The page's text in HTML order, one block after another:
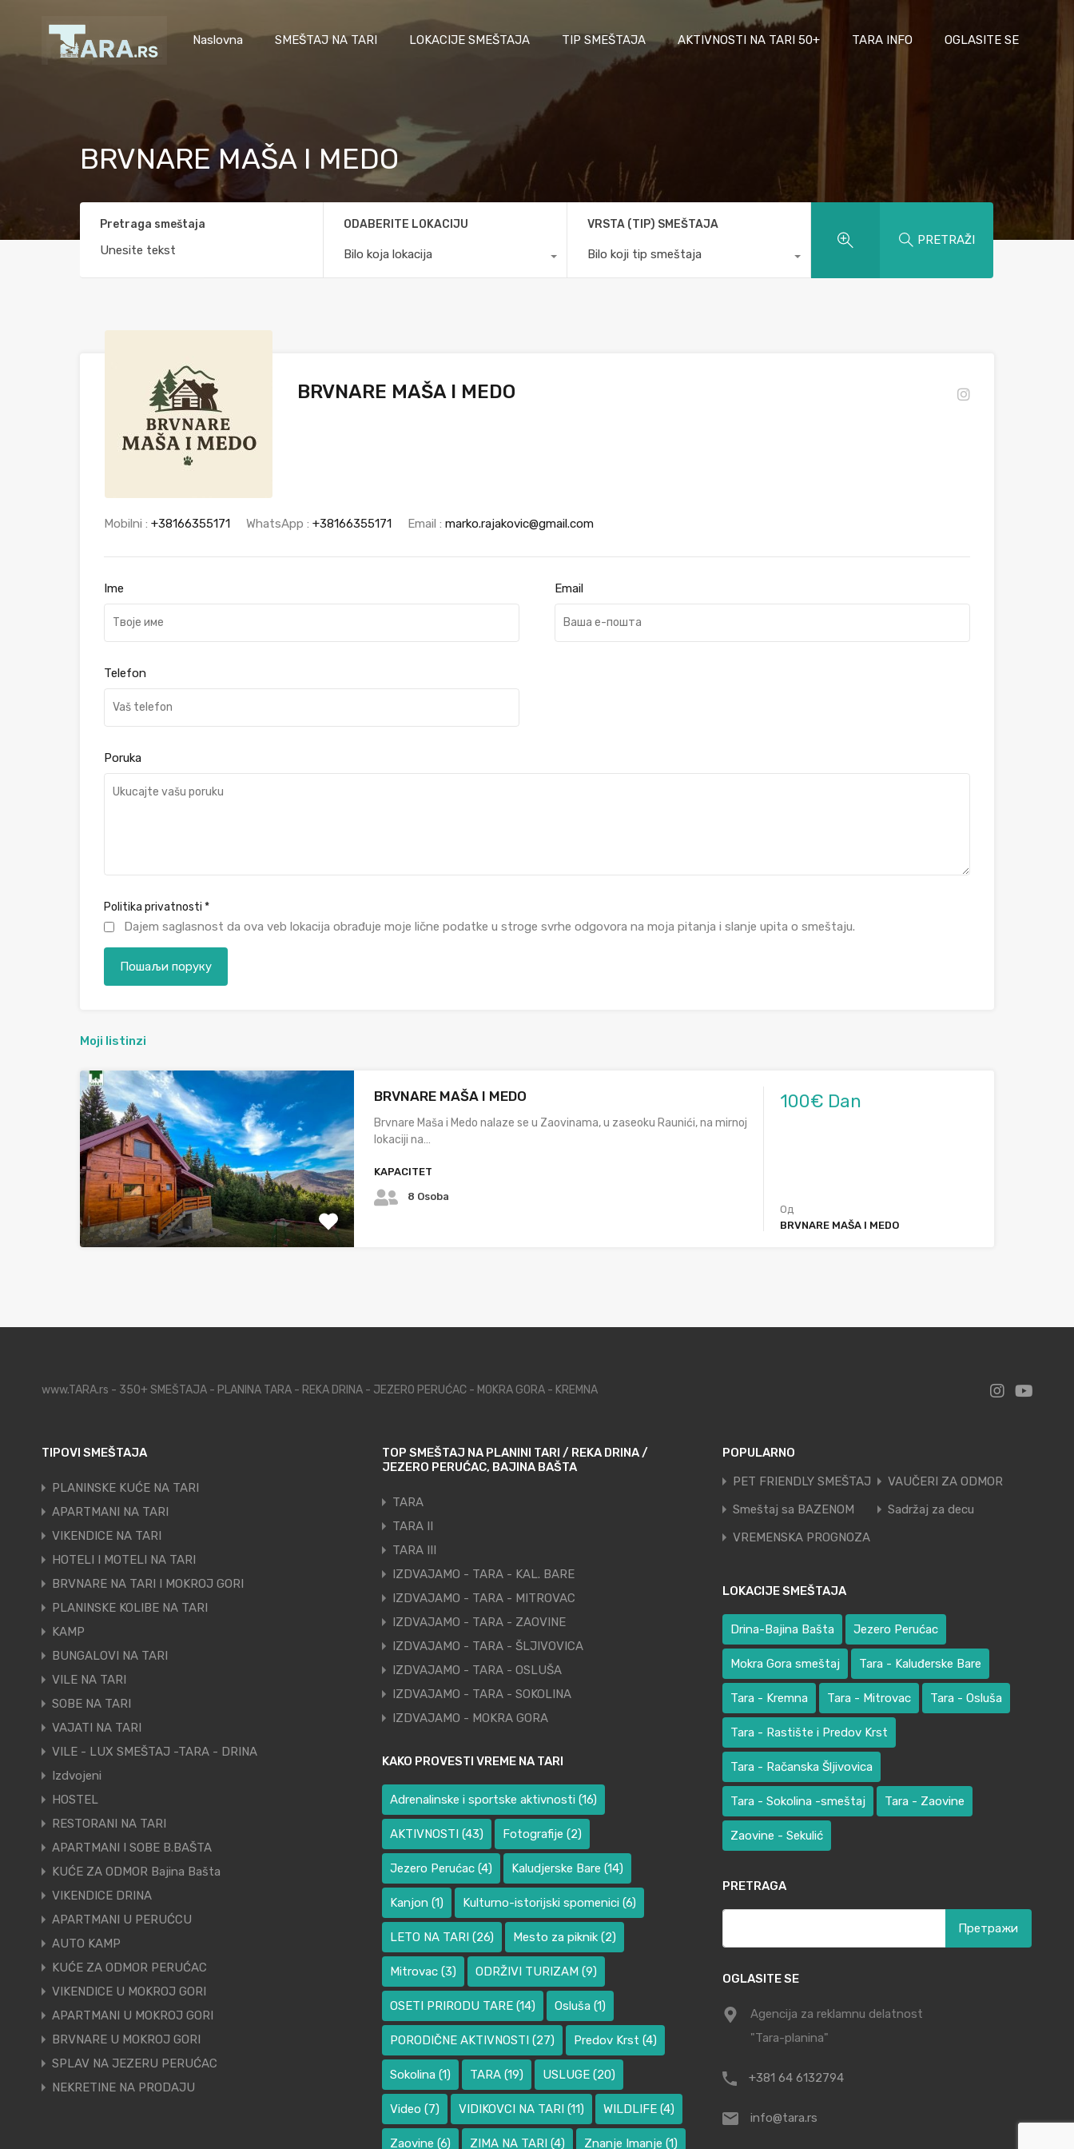
Naslovna SMEŠTAJ NA TARI LOKACIJE SMEŠTAJA TIP SMEŠTAJA AKTIVNOSTI NA TARI 50+ TARA INFO OGLASITE SE
BRVNARE MAŠA I MEDO
Pretraga smeštaja ODABERITE LOKACIJU
Bilo koja lokacija
VRSTA (TIP) SMEŠTAJA
Bilo koji tip smeštaja
PRETRAŽI
BRVNARE MAŠA I MEDO
Mobilni : +38166355171 WhatsApp : +38166355171 Email : marko.rajakovic@gmail.com
Ime Email
Telefon
Poruka
Politika privatnosti *
Dajem saglasnost da ova veb lokacija obrađuje moje lične podatke u stroge svrhe odgovora na moja pitanja i slanje upita o smeštaju.
Moji listinzi
BRVNARE MAŠA I MEDO
Brvnare Maša i Medo nalaze se u Zaovinama, u zaseoku Raunići, na mirnoj
lokaciji na…
KAPACITET
8 Osoba
100€ Dan
Од
BRVNARE MAŠA I MEDO
www.TARA.rs - 350+ SMEŠTAJA - PLANINA TARA - REKA DRINA - JEZERO PERUĆAC - MOKRA GORA - KREMNA
TIPOVI SMEŠTAJA
PLANINSKE KUĆE NA TARI
APARTMANI NA TARI
VIKENDICE NA TARI
HOTELI I MOTELI NA TARI
BRVNARE NA TARI I MOKROJ GORI
PLANINSKE KOLIBE NA TARI
KAMP
BUNGALOVI NA TARI
VILE NA TARI
SOBE NA TARI
VAJATI NA TARI
VILE - LUX SMEŠTAJ -TARA - DRINA
Izdvojeni
HOSTEL
RESTORANI NA TARI
APARTMANI I SOBE B.BAŠTA
KUĆE ZA ODMOR Bajina Bašta
VIKENDICE DRINA
APARTMANI U PERUĆCU
AUTO KAMP
KUĆE ZA ODMOR PERUĆAC
VIKENDICE U MOKROJ GORI
APARTMANI U MOKROJ GORI
BRVNARE U MOKROJ GORI
SPLAV NA JEZERU PERUĆAC
NEKRETINE NA PRODAJU
TOP SMEŠTAJ NA PLANINI TARI / REKA DRINA /
JEZERO PERUĆAC, BAJINA BAŠTA
TARA
TARA II
TARA III
IZDVAJAMO - TARA - KAL. BARE
IZDVAJAMO - TARA - MITROVAC
IZDVAJAMO - TARA - ZAOVINE
IZDVAJAMO - TARA - ŠLJIVOVICA
IZDVAJAMO - TARA - OSLUŠA
IZDVAJAMO - TARA - SOKOLINA
IZDVAJAMO - MOKRA GORA
KAKO PROVESTI VREME NA TARI
Adrenalinske i sportske aktivnosti (16)
AKTIVNOSTI (43) Fotografije (2)
Jezero Perućac (4) Kaludjerske Bare (14)
Kanjon (1) Kulturno-istorijski spomenici (6)
LETO NA TARI (26) Mesto za piknik (2)
Mitrovac (3) ODRŽIVI TURIZAM (9)
OSETI PRIRODU TARE (14) Osluša (1)
PORODIČNE AKTIVNOSTI (27) Predov Krst (4)
Sokolina (1) TARA (19) USLUGE (20)
Video (7) VIDIKOVCI NA TARI (11) WILDLIFE (4)
Zaovine (6) ZIMA NA TARI (4) Znanje Imanje (1)
POPULARNO
PET FRIENDLY SMEŠTAJ
VAUČERI ZA ODMOR
Smeštaj sa BAZENOM
Sadržaj za decu
VREMENSKA PROGNOZA
LOKACIJE SMEŠTAJA
Drina-Bajina Bašta Jezero Perućac
Mokra Gora smeštaj Tara - Kaluđerske Bare
Tara - Kremna Tara - Mitrovac Tara - Osluša
Tara - Rastište i Predov Krst
Tara - Račanska Šljivovica
Tara - Sokolina -smeštaj Tara - Zaovine
Zaovine - Sekulić
PRETRAGA
за:
OGLASITE SE
Agencija za reklamnu delatnost
"Tara-planina"
+381 64 6132794
info@tara.rs